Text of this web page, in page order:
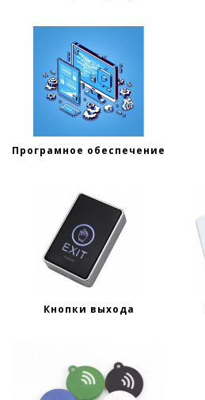
Програмное обеспечение
Кнопки выхода